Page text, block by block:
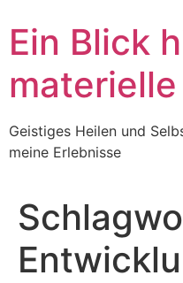
to
content
Ein Blick
Geistiges Heilen und
meine Erlebnisse